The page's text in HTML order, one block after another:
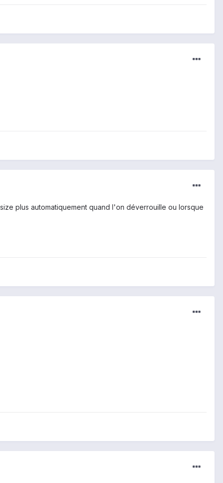
plus automatiquement quand l'on déverrouille ou lorsque